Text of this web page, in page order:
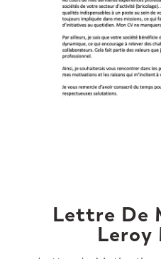
Lettre De
Leroy